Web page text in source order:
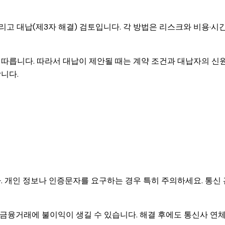
대납(제3자 해결) 검토입니다. 각 방법은 리스크와 비용·시
릅니다. 따라서 대납이 제안될 때는 계약 조건과 대납자의 신
다.
인 정보나 인증문자를 요구하는 경우 특히 주의하세요. 통신
융거래에 불이익이 생길 수 있습니다. 해결 후에도 통신사 연